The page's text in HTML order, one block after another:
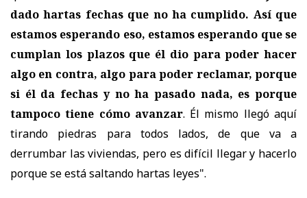
dado hartas fechas que no ha cumplido. Así que
estamos esperando eso, estamos esperando que se
cumplan los plazos que él dio para poder hacer
algo en contra, algo para poder reclamar, porque
si él da fechas y no ha pasado nada, es porque
tampoco tiene cómo avanzar. Él mismo llegó aquí
tirando piedras para todos lados, de que va a
derrumbar las viviendas, pero es difícil llegar y hacerlo
porque se está saltando hartas leyes".